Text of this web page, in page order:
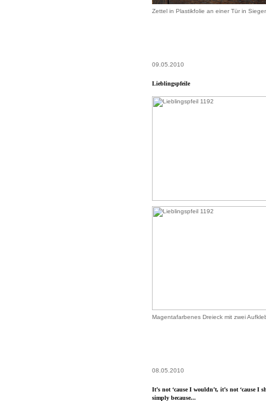
Zettel in Plastikfolie an einer Tür in
09.05.2010
Lieblingspfeile
Magentafarbenes Dreieck mit zwei
08.05.2010
It’s not ‘cause I wouldn’t, it’s not ‘cause I
simply because...